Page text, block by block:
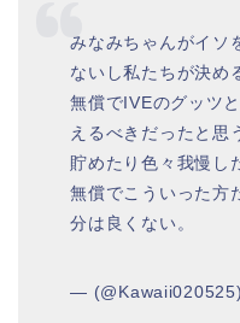
みなみちゃんがイソ
ないし私たちが決め
無償でIVEのグッツ
えるべきだったと思
貯めたり色々我慢し
無償でこういった方
分は良くない。
—